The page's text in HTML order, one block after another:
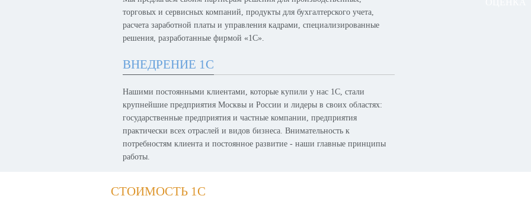
торговых и сервисных компаний, продукты для бухгалтерского учета,
расчета заработной платы и управления кадрами, специализированные
решения, разработанные фирмой «1С».
ВНЕДРЕНИЕ 1С
Нашими постоянными клиентами, которые купили у нас 1С, стали
крупнейшие предприятия Москвы и России и лидеры в своих областях:
государственные предприятия и частные компании, предприятия
практически всех отраслей и видов бизнеса. Внимательность к
потребностям клиента и постоянное развитие - наши главные принципы
работы.
СТОИМОСТЬ 1С